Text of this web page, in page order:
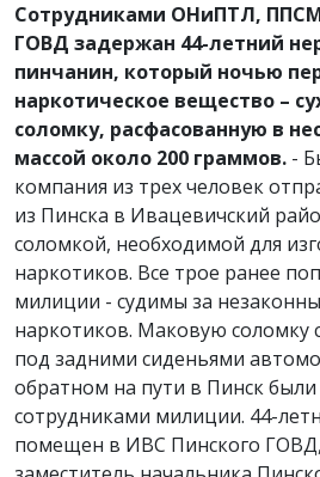
Сотрудниками ОНиПТЛ,
ГОВД задержан 44-летний
пинчанин, который ночью
наркотическое вещество –
соломку, расфасованную в
массой около 200 граммов. -
компания из трех человек
из Пинска в Ивацевичский
соломкой, необходимой для
наркотиков. Все трое ранее
милиции - судимы за
наркотиков. Маковую соломку
под задними сиденьями
обратном на пути в Пинск
сотрудниками милиции. 44-
помещен в ИВС Пинского